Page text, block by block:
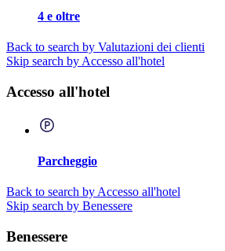
4 e oltre
Back to search by Valutazioni dei clienti
Skip search by Accesso all'hotel
Accesso all'hotel
Parcheggio
Back to search by Accesso all'hotel
Skip search by Benessere
Benessere